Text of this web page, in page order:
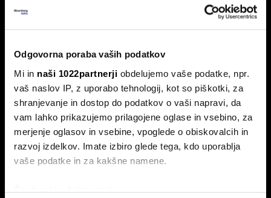
Odgovorna poraba vaših podatkov
Mi in naši 1022partnerji obdelujemo vaše podatke, npr.
vaš naslov IP, z uporabo tehnologij, kot so piškotki, za
shranjevanje in dostop do podatkov o vaši napravi, da
vam lahko prikazujemo prilagojene oglase in vsebino, za
merjenje oglasov in vsebine, vpoglede o obiskovalcih in
razvoj izdelkov. Imate izbiro glede tega, kdo uporablja
vaše podatke in za kakšne namene.
Če dovolite, želimo tudi:
Ceuta maje Schengen;
avtoprevoznik Peter Pišek: Če pride
do motenj, lahko samo zapremo
Danes krizni sestanek EU, Italija za izključitev Španije,
Francija krepi nadzor, Avstrija razmišlja o mejnih zaporah.